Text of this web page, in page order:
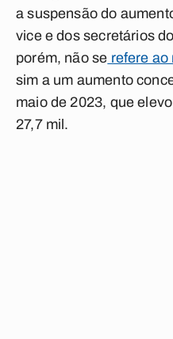
a suspensão do
vice e dos secretários
porém, não se refere ao
sim a um aumento
maio de 2023, que
27,7 mil.